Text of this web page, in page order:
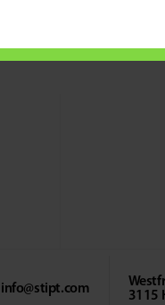
info@stipt.com
3115